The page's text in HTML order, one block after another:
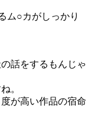
ム○カがしっかり
話をするもんじゃ
。
が高い作品の宿命